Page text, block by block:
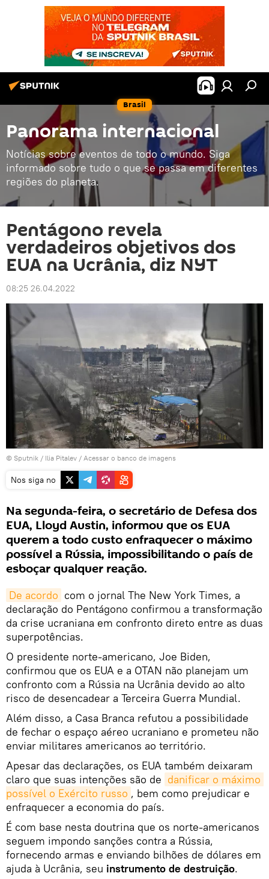
Brasil
Panorama internacional
Notícias sobre eventos de todo o mundo. Siga
informado sobre tudo o que se passa em diferentes
regiões do planeta.
Pentágono revela
verdadeiros objetivos dos
EUA na Ucrânia, diz NYT
08:25 26.04.2022
© Sputnik / Ilia Pitalev / Acessar o banco de imagens
Nos siga no
Na segunda-feira, o secretário de Defesa dos
EUA, Lloyd Austin, informou que os EUA
querem a todo custo enfraquecer o máximo
possível a Rússia, impossibilitando o país de
esboçar qualquer reação.
De acordo com o jornal The New York Times, a
declaração do Pentágono confirmou a transformação
da crise ucraniana em confronto direto entre as duas
superpotências.
O presidente norte-americano, Joe Biden,
confirmou que os EUA e a OTAN não planejam um
confronto com a Rússia na Ucrânia devido ao alto
risco de desencadear a Terceira Guerra Mundial.
Além disso, a Casa Branca refutou a possibilidade
de fechar o espaço aéreo ucraniano e prometeu não
enviar militares americanos ao território.
Apesar das declarações, os EUA também deixaram
claro que suas intenções são de danificar o máximo
possível o Exército russo , bem como prejudicar e
enfraquecer a economia do país.
É com base nesta doutrina que os norte-americanos
seguem impondo sanções contra a Rússia,
fornecendo armas e enviando bilhões de dólares em
ajuda à Ucrânia, seu instrumento de destruição.